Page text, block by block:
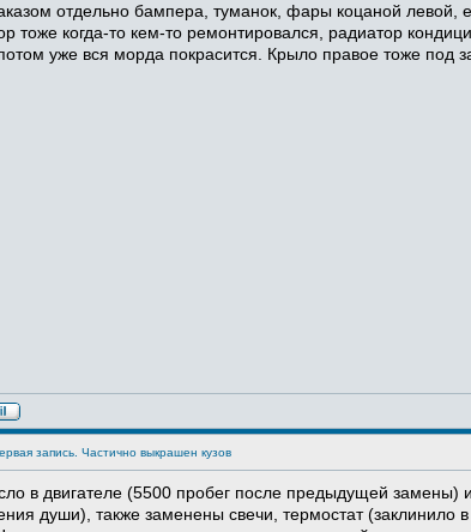
отдельно бампера, туманок, фары коцаной левой,
тоже когда-то кем-то ремонтировался, радиатор
уже вся морда покрасится. Крыло правое тоже под
запись. Частично выкрашен кузов
в двигателе (5500 пробег после предыдущей замены)
души), также заменены свечи, термостат (заклинило